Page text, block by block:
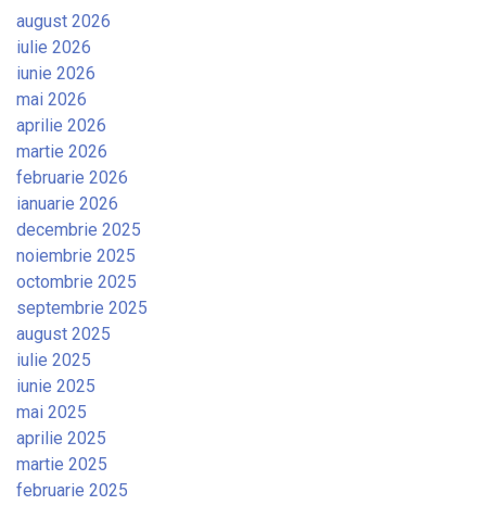
august 2026
iulie 2026
iunie 2026
mai 2026
aprilie 2026
martie 2026
februarie 2026
ianuarie 2026
decembrie 2025
noiembrie 2025
octombrie 2025
septembrie 2025
august 2025
iulie 2025
iunie 2025
mai 2025
aprilie 2025
martie 2025
februarie 2025